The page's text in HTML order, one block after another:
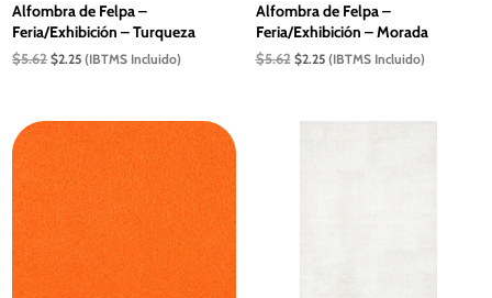
Alfombra de Felpa –
Feria/Exhibición – Turqueza
$5.62El
$5.62.
$2.25El
$2.25.
(IBTMS Incluido)
Alfombra de Felpa –
Feria/Exhibición – Morada
$5.62 El
$5.62.
$2.25El
$2.25.
(IBTMS Incluido)